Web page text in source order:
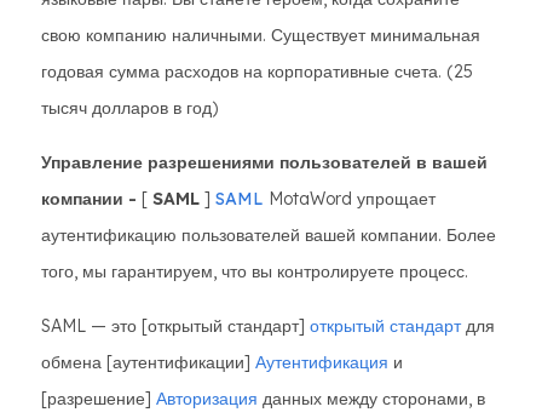
свою компанию наличными. Существует минимальная
годовая сумма расходов на корпоративные счета. (25
тысяч долларов в год)
Управление разрешениями пользователей в вашей
компании - [ SAML ] SAML MotaWord упрощает
аутентификацию пользователей вашей компании. Более
того, мы гарантируем, что вы контролируете процесс.
SAML — это [открытый стандарт] открытый стандартдля
обмена [аутентификации] Аутентификация и
[разрешение] Авторизация данных между сторонами, в